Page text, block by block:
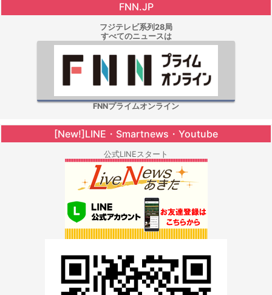
FNN.JP
フジテレビ系列28局
すべてのニュースは
FNNプライムオンライン
[New!]LINE・Smartnews・Youtube
公式LINEスタート